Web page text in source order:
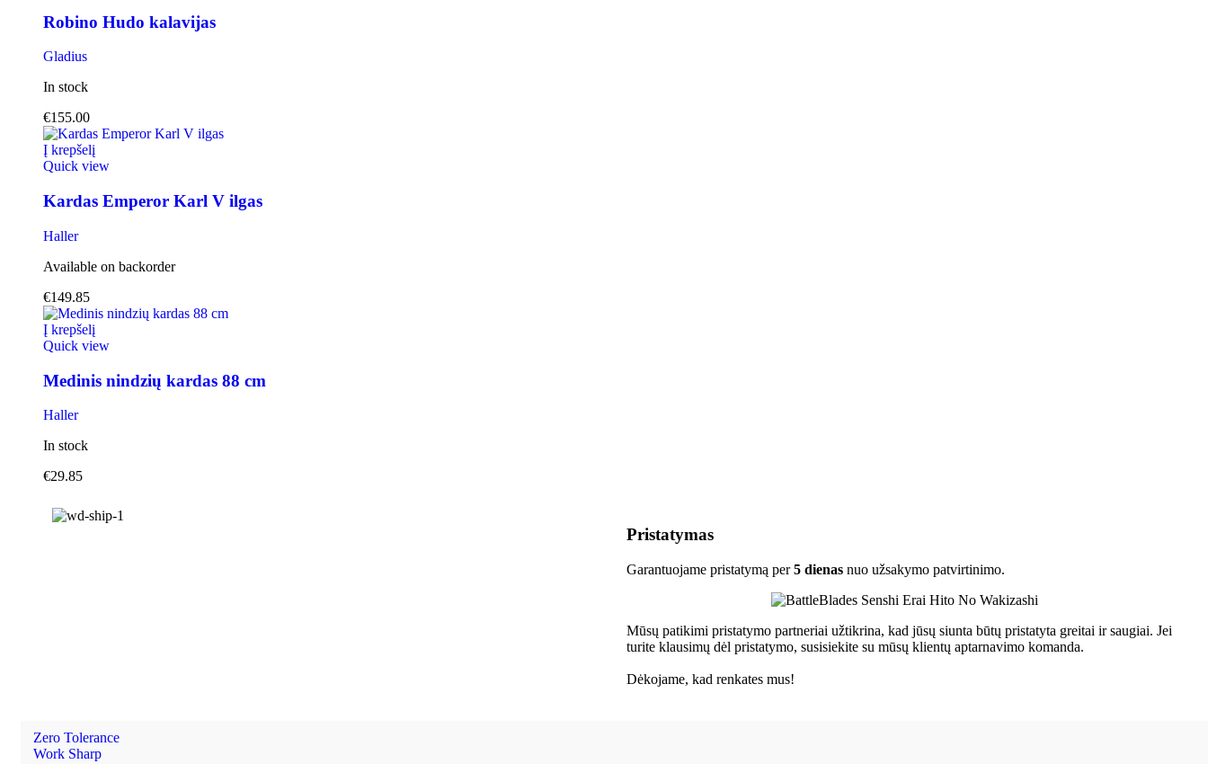
Robino Hudo kalavijas
Gladius
In stock
€155.00
Į krepšelį
Quick view
Kardas Emperor Karl V ilgas
Haller
Available on backorder
€149.85
Į krepšelį
Quick view
Medinis nindzių kardas 88 cm
Haller
In stock
€29.85
Pristatymas
Garantuojame pristatymą per5 dienas nuo užsakymo patvirtinimo.
Mūsų patikimi pristatymo partneriai užtikrina, kad jūsų siunta būtų pristatyta greitai ir saugiai. Jei
turite klausimų dėl pristatymo, susisiekite su mūsų klientų aptarnavimo komanda.
Dėkojame, kad renkates mus!
Zero Tolerance
Work Sharp